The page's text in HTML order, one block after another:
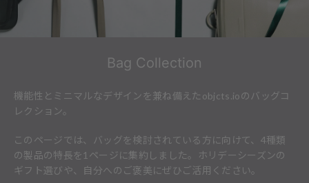
Bag Collection
機能性とミニマルなデザインを兼ね備えたobjcts.ioのバッグコ
レクション。
このページでは、バッグを検討されている方に向けて、4種類
の製品の特長を1ページに集約しました。ホリデーシーズンの
ギフト選びや、自分へのご褒美にぜひご活用ください。